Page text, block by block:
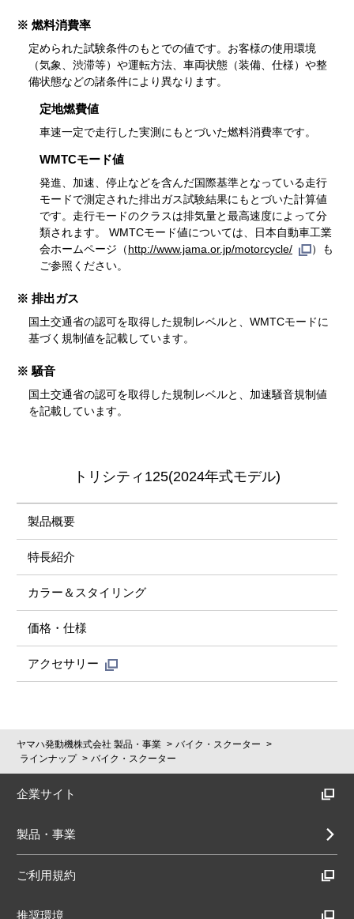
※ 燃料消費率
定められた試験条件のもとでの値です。お客様の使用環境
（気象、渋滞等）や運転方法、車両状態（装備、仕様）や整
備状態などの諸条件により異なります。
定地燃費値
車速一定で走行した実測にもとづいた燃料消費率です。
WMTCモード値
発進、加速、停止などを含んだ国際基準となっている走行
モードで測定された排出ガス試験結果にもとづいた計算値
です。走行モードのクラスは排気量と最高速度によって分
類されます。 WMTCモード値については、日本自動車工業
会ホームページ（http://www.jama.or.jp/motorcycle/
）も
ご参照ください。
※ 排出ガス
国土交通省の認可を取得した規制レベルと、WMTCモードに
基づく規制値を記載しています。
※ 騒音
国土交通省の認可を取得した規制レベルと、加速騒音規制値
を記載しています。
トリシティ125(2024年式モデル)
製品概要
特長紹介
カラー＆スタイリング
価格・仕様
アクセサリー
ヤマハ発動機株式会社 製品・事業
バイク・スクーター
ラインナップ
バイク・スクーター
企業サイト
製品・事業
ご利用規約
推奨環境